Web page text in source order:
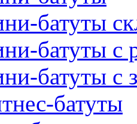
батуты
батуты с
батуты с
батуты